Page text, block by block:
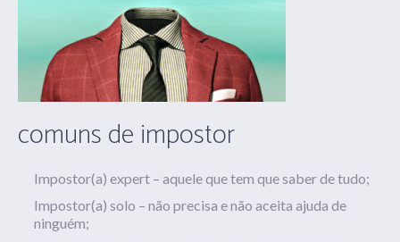
comuns de impostor
Impostor(a) expert – aquele que tem que saber de tudo;
Impostor(a) solo – não precisa e não aceita ajuda de
ninguém;